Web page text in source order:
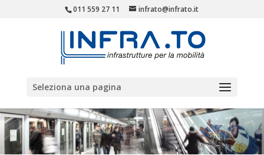
011 559 27 11 infrato@infrato.it
Seleziona una pagina